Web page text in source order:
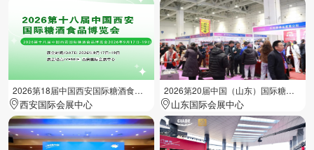
2026第18届中国西安国际糖酒食品展览会
西安国际会展中心
2026第20届中国（山东）国际糖酒食品交易会
山东国际会展中心